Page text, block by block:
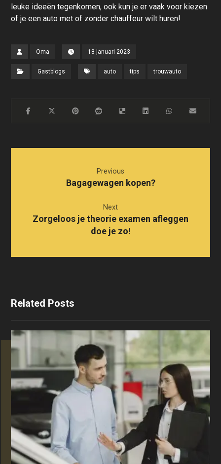
leuke ideeën tegenkomen, ook kun je er vaak voor kiezen
of je een auto met of zonder chauffeur wilt huren!
Oma 18 januari 2023
Gastblogs auto tips trouwauto
Previous
Bagagewagen kopen?
Next
Zorgeloos je theorie examen afleggen
doe je zo!
Related Posts